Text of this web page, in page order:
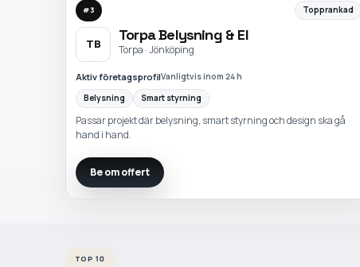
#3 Topprankad
TB
Torpa Belysning & El
Torpa · Jönköping
Aktiv företagsprofilVanligtvis inom 24 h
Belysning
Smart styrning
Passar projekt där belysning, smart styrning och design ska gå
hand i hand.
Be om offert
TOP 10